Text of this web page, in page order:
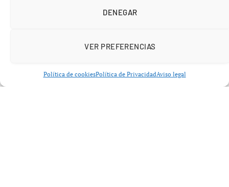
DENEGAR
VER PREFERENCIAS
Política de cookiesPolítica de PrivacidadAviso legal
En este contexto, Arbeloa destacó que las pitadas del
un reflejo de la conexión entre la afición y el equipo. El
que deben responder a estas situaciones con esfuerzo y